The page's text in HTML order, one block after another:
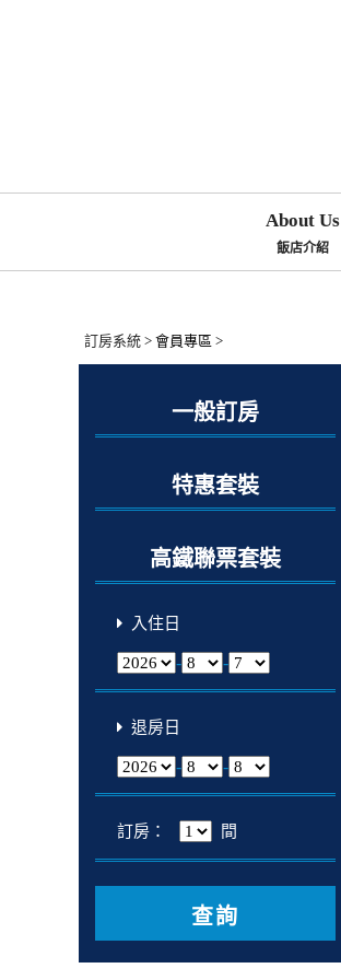
About Us
飯店介紹
訂房系統 > 會員專區 >
一般訂房
特惠套裝
高鐵聯票套裝
入住日
- -
退房日
- -
訂房： 間